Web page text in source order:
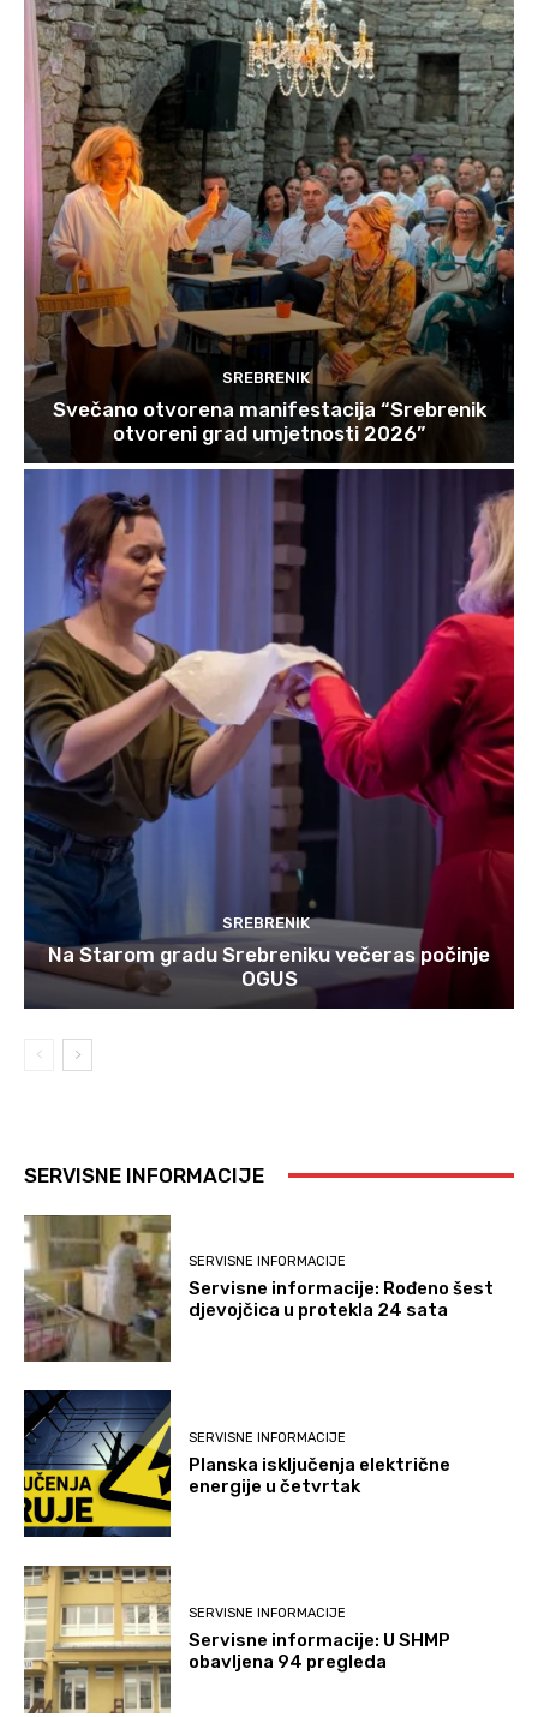
SREBRENIK
Svečano otvorena manifestacija “Srebrenik
otvoreni grad umjetnosti 2026”
SREBRENIK
Na Starom gradu Srebreniku večeras počinje
OGUS
SERVISNE INFORMACIJE
SERVISNE INFORMACIJE
Servisne informacije: Rođeno šest
djevojčica u protekla 24 sata
SERVISNE INFORMACIJE
Planska isključenja električne
energije u četvrtak
SERVISNE INFORMACIJE
Servisne informacije: U SHMP
obavljena 94 pregleda